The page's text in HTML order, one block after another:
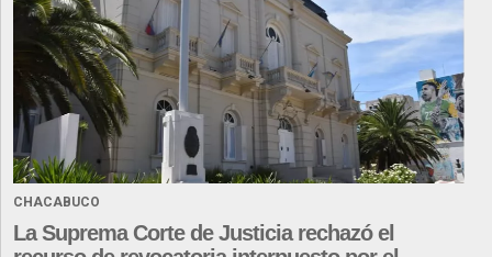
CHACABUCO
La Suprema Corte de Justicia rechazó el